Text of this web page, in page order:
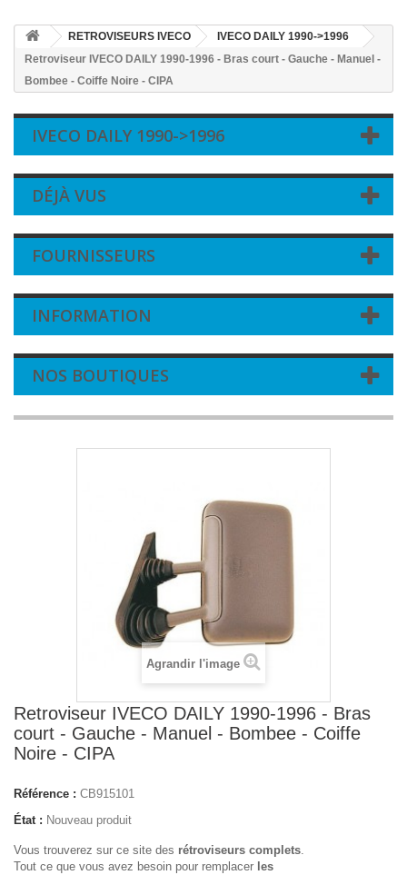
RETROVISEURS IVECO
IVECO DAILY 1990->1996
Retroviseur IVECO DAILY 1990-1996 - Bras court - Gauche - Manuel -
Bombee - Coiffe Noire - CIPA
IVECO DAILY 1990->1996
DÉJÀ VUS
FOURNISSEURS
INFORMATION
NOS BOUTIQUES
Agrandir l'image
Retroviseur IVECO DAILY 1990-1996 - Bras
court - Gauche - Manuel - Bombee - Coiffe
Noire - CIPA
Référence : CB915101
État : Nouveau produit
Vous trouverez sur ce site des rétroviseurs complets.
Tout ce que vous avez besoin pour remplacer les